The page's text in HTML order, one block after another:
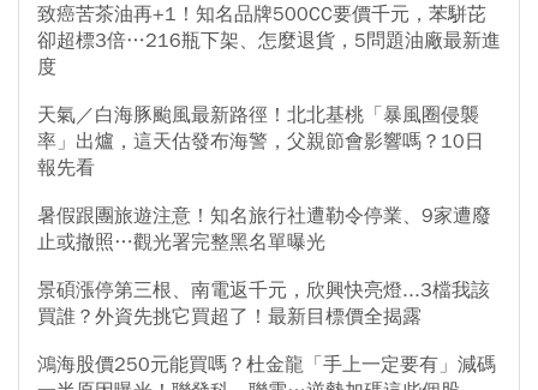
致癌苦茶油再+1！知名品牌500CC要價千元，苯駢芘
卻超標3倍…216瓶下架、怎麼退貨，5問題油廠最新進
度
天氣／白海豚颱風最新路徑！北北基桃「暴風圈侵襲
率」出爐，這天估發布海警，父親節會影響嗎？10日
報先看
暑假跟團旅遊注意！知名旅行社遭勒令停業、9家遭廢
止或撤照…觀光署完整黑名單曝光
景碩漲停第三根、南電返千元，欣興快亮燈...3檔我該
買誰？外資先挑它買超了！最新目標價全揭露
鴻海股價250元能買嗎？杜金龍「手上一定要有」減碼